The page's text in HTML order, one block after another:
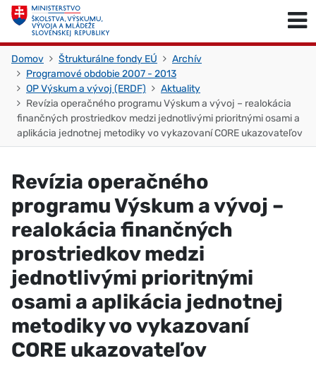
Skočiť na obsah
Domov Štrukturálne fondy EÚ
Archív
Programové obdobie 2007 - 2013
OP Výskum a vývoj (ERDF)
Aktuality
Revízia operačného programu Výskum a vývoj – realokácia
finančných prostriedkov medzi jednotlivými prioritnými osami a
aplikácia jednotnej metodiky vo vykazovaní CORE ukazovateľov
Revízia operačného
programu Výskum a vývoj –
realokácia finančných
prostriedkov medzi
jednotlivými prioritnými
osami a aplikácia jednotnej
metodiky vo vykazovaní
CORE ukazovateľov
Skočiť na začiatok stránky